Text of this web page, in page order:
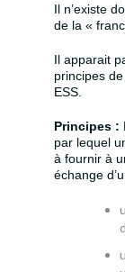
Il n’existe
de la «
Il apparait
principes
ESS.
Principes :
par lequel
à fournir à
échange